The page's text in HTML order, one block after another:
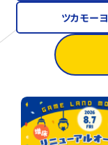
ツカモーヨ